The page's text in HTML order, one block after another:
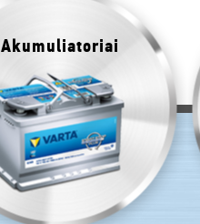
Akumuliatoriai